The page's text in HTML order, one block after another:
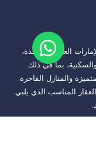
العربية المتحدة،
بما في ذلك
والمنازل الفاخرة.
المناسب الذي يلبي